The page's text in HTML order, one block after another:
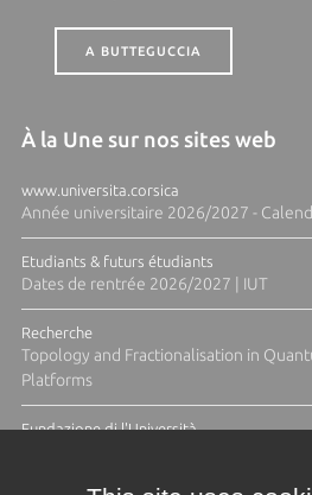
A BUTTEGUCCIA
À la Une sur nos sites web
www.universita.corsica
Année universitaire 2026/2027 -
Etudiants & futurs étudiants
Dates de rentrée 2026/2027 | IUT
Recherche
Topology and Fractionalisation in
Platforms
Fundazione di l'Università